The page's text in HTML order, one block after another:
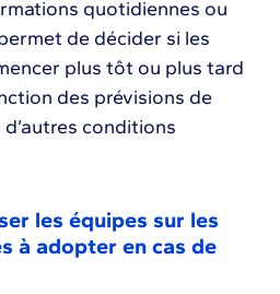
quotidiennes ou
de décider si les
plus tôt ou plus tard
des prévisions de
conditions
les équipes sur les
à adopter en cas de